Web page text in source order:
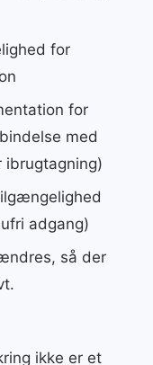
for
for
med
ibrugtagning)
adgang)
så der
ikke er et